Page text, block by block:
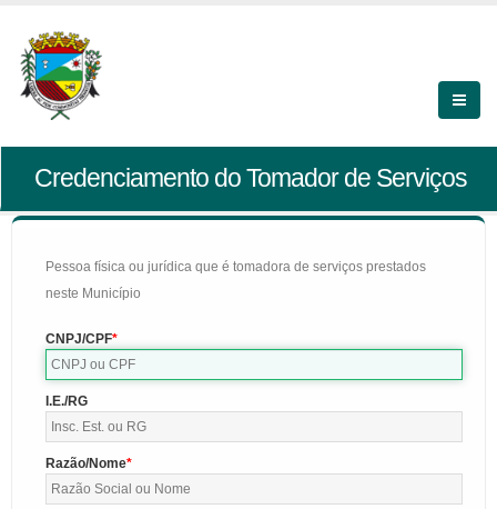
Credenciamento do Tomador de Serviços
Pessoa física ou jurídica que é tomadora de serviços prestados
neste Município
CNPJ/CPF
I.E./RG
Razão/Nome